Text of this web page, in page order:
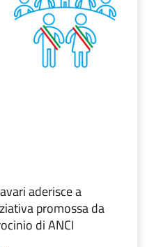
aderisce a
promossa da
di ANCI